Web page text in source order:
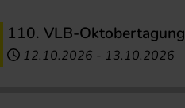
110. VLB-Oktobertagung
12.10.2026 - 13.10.2026